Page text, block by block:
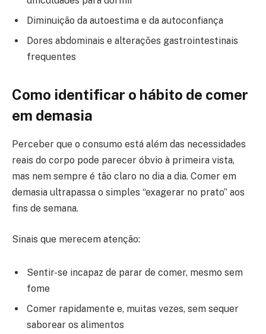
Diminuição da autoestima e da autoconfiança
Dores abdominais e alterações gastrointestinais
frequentes
Como identificar o hábito de comer
em demasia
Perceber que o consumo está além das necessidades
reais do corpo pode parecer óbvio à primeira vista,
mas nem sempre é tão claro no dia a dia. Comer em
demasia ultrapassa o simples “exagerar no prato” aos
fins de semana.
Sinais que merecem atenção:
Sentir-se incapaz de parar de comer, mesmo sem
fome
Comer rapidamente e, muitas vezes, sem sequer
saborear os alimentos